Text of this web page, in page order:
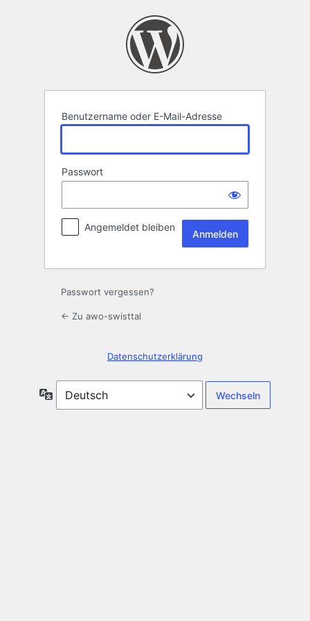
Benutzername oder E-Mail-Adresse
Passwort
Angemeldet bleiben
Passwort vergessen?
← Zu awo-swisttal
Datenschutzerklärung
Sprache